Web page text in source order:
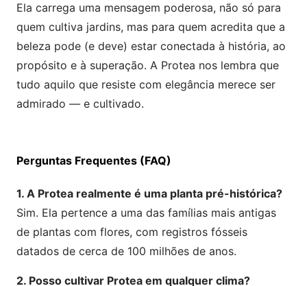
Ela carrega uma mensagem poderosa, não só para
quem cultiva jardins, mas para quem acredita que a
beleza pode (e deve) estar conectada à história, ao
propósito e à superação. A Protea nos lembra que
tudo aquilo que resiste com elegância merece ser
admirado — e cultivado.
Perguntas Frequentes (FAQ)
1. A Protea realmente é uma planta pré-histórica?
Sim. Ela pertence a uma das famílias mais antigas
de plantas com flores, com registros fósseis
datados de cerca de 100 milhões de anos.
2. Posso cultivar Protea em qualquer clima?